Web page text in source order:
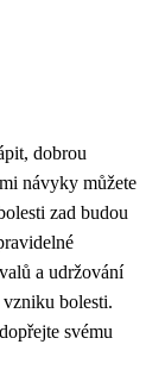
dobrou
návyky můžete
zad budou
a udržování
bolesti.
svému